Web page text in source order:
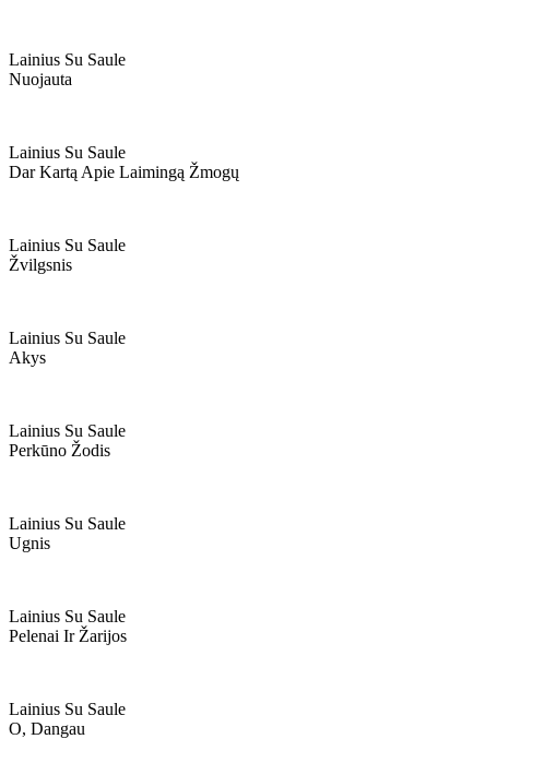
Lainius Su Saule
Nuojauta
Lainius Su Saule
Dar Kartą Apie Laimingą Žmogų
Lainius Su Saule
Žvilgsnis
Lainius Su Saule
Akys
Lainius Su Saule
Perkūno Žodis
Lainius Su Saule
Ugnis
Lainius Su Saule
Pelenai Ir Žarijos
Lainius Su Saule
O, Dangau